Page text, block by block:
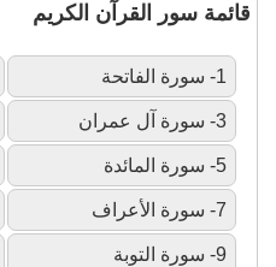
قائمة سور القرآن الكريم
1- سورة الفاتحة
3- سورة آل عمران
5- سورة المائدة
7- سورة الأعراف
9- سورة التوبة